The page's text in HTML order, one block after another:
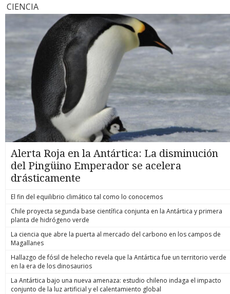
CIENCIA
Alerta Roja en la Antártica: La disminución
del Pingüino Emperador se acelera
drásticamente
El fin del equilibrio climático tal como lo conocemos
Chile proyecta segunda base científica conjunta en la Antártica y primera
planta de hidrógeno verde
La ciencia que abre la puerta al mercado del carbono en los campos de
Magallanes
Hallazgo de fósil de helecho revela que la Antártica fue un territorio verde
en la era de los dinosaurios
La Antártica bajo una nueva amenaza: estudio chileno indaga el impacto
conjunto de la luz artificial y el calentamiento global